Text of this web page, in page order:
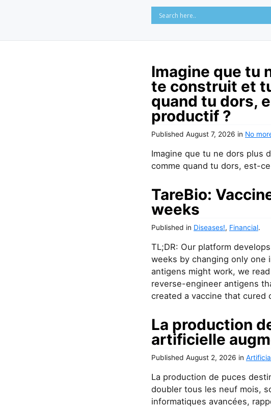
Imagine que tu
te construit et
quand tu dors,
productif ?
Published August 7, 2026 in No
Imagine que tu ne dors plus
comme quand tu dors, est-
TareBio:
weeks
Published in Diseases!, Financial.
TL;DR: Our platform
weeks by changing only one
antigens might work, we
reverse-engineer antigens
created a vaccine that cured
La production
artificielle
Published August 2, 2026 in
La production de puces
doubler tous les neuf mois,
informatiques avancées,